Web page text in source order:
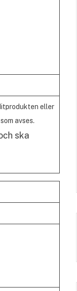
eller
avses.
ska